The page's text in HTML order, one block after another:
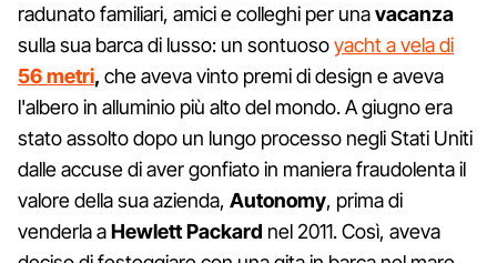
radunato familiari, amici e colleghi per unavacanza
sulla sua barca di lusso: un sontuosoyacht a vela di
56 metri, che aveva vinto premi di design e aveva
l'albero in alluminio più alto del mondo. A giugno era
stato assolto dopo un lungo processo negli Stati Uniti
dalle accuse di aver gonfiato in maniera fraudolenta il
valore della sua azienda, Autonomy, prima di
venderla aHewlettPackard nel 2011. Così, aveva